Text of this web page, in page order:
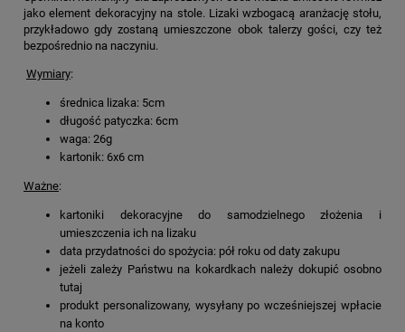
jako element dekoracyjny na stole. Lizaki wzbogacą aranżację stołu,
przykładowo gdy zostaną umieszczone obok talerzy gości, czy też
bezpośrednio na naczyniu.
Wymiary:
średnica lizaka: 5cm
długość patyczka: 6cm
waga: 26g
kartonik: 6x6 cm
Ważne:
kartoniki dekoracyjne do samodzielnego złożenia i
umieszczenia ich na lizaku
data przydatności do spożycia: pół roku od daty zakupu
jeżeli zależy Państwu na kokardkach należy dokupić osobno
tutaj
produkt personalizowany, wysyłany po wcześniejszej wpłacie
na konto